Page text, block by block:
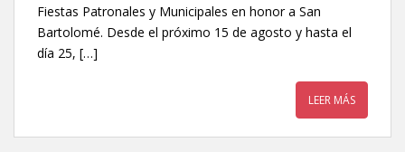
Fiestas Patronales y Municipales en honor a San
Bartolomé. Desde el próximo 15 de agosto y hasta el
día 25, […]
LEER MÁS